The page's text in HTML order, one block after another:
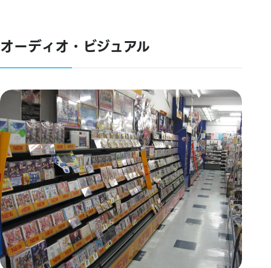
オーディオ・ビジュアル